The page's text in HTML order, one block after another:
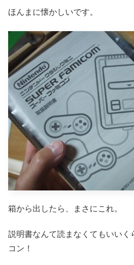
ほんまに懐かしいです。
箱から出したら、まさにこれ。
説明書なんて読まなくてもいいく
コン！